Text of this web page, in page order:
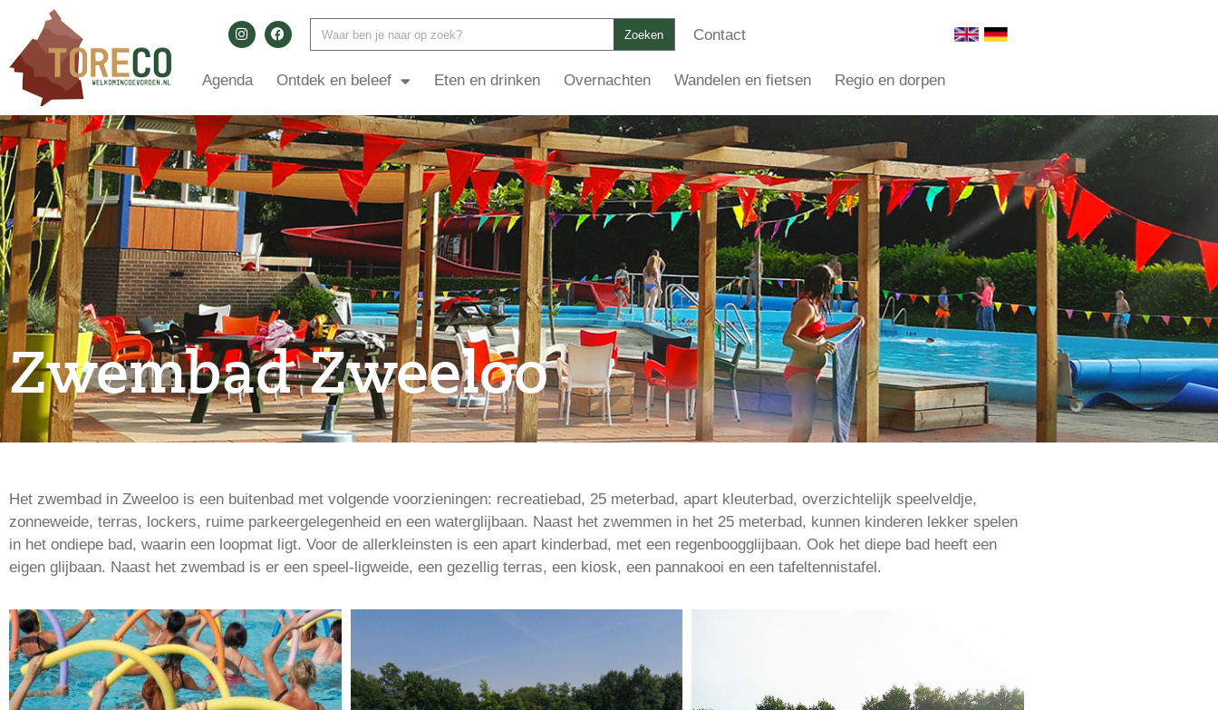
Zoeken Contact
Agenda Ontdek en beleef Eten en drinken Overnachten Wandelen en fietsen Regio en dorpen
Zwembad Zweeloo
Het zwembad in Zweeloo is een buitenbad met volgende voorzieningen: recreatiebad, 25 meterbad, apart kleuterbad, overzichtelijk speelveldje,
zonneweide, terras, lockers, ruime parkeergelegenheid en een waterglijbaan. Naast het zwemmen in het 25 meterbad, kunnen kinderen lekker spelen
in het ondiepe bad, waarin een loopmat ligt. Voor de allerkleinsten is een apart kinderbad, met een regenboogglijbaan. Ook het diepe bad heeft een
eigen glijbaan. Naast het zwembad is er een speel-ligweide, een gezellig terras, een kiosk, een pannakooi en een tafeltennistafel.